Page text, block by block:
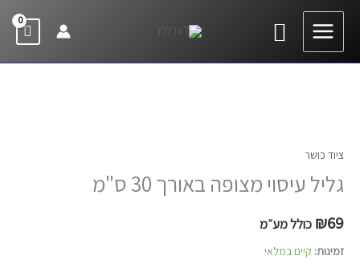
דילוג
חיפוש
ציוד כושר
גליל עיסוי מצופה באורך 30 ס"מ
₪69 כולל מע״מ
זמינות: קיים במלאי
גליל
עיסוי
מצופה
באורך
ס"מ